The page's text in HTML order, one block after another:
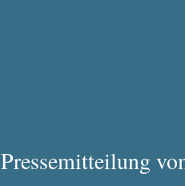
Pressemitteilung